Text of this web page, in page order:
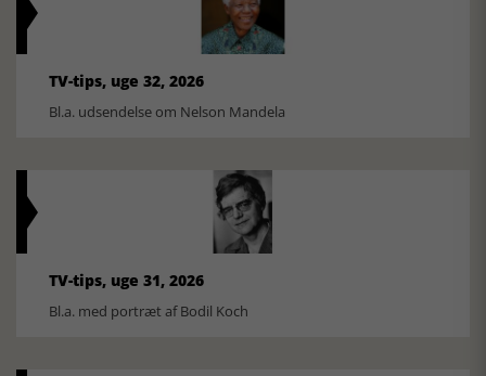
TV-tips, uge 32, 2026
Bl.a. udsendelse om Nelson Mandela
TV-tips, uge 31, 2026
Bl.a. med portræt af Bodil Koch